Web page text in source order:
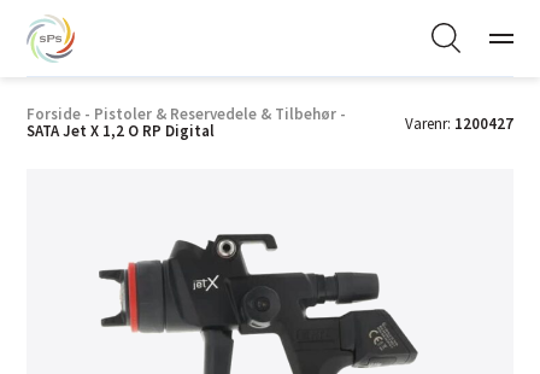
Forside - Pistoler & Reservedele & Tilbehør -
SATA Jet X 1,2 O RP Digital
Varenr: 1200427